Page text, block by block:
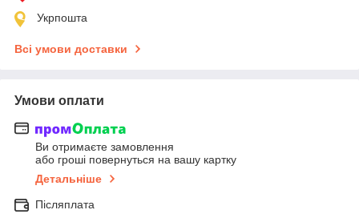
Укрпошта
Всі умови доставки
Умови оплати
Ви отримаєте замовлення
або гроші повернуться на вашу картку
Детальніше
Післяплата